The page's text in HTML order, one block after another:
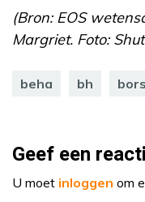
(Bron: EOS
Margriet. Foto:
beha bh
Geef een
U moet inloggen om